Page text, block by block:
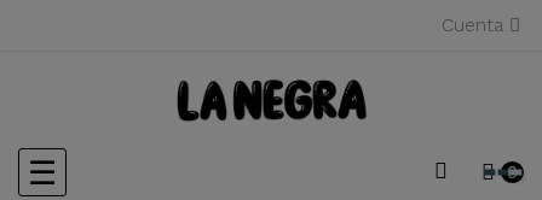
Cuenta
Navegación
☰ 0